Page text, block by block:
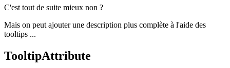
C'est tout de suite mieux non ?
Mais on peut ajouter une description plus complète à l'aide des
tooltips ...
TooltipAttribute